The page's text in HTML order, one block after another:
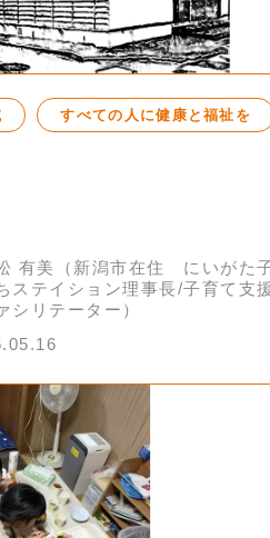
すべての人に健康と福祉を
有美（新潟市在住 にいがた
ステイション理事長/子育て支
シリテーター）